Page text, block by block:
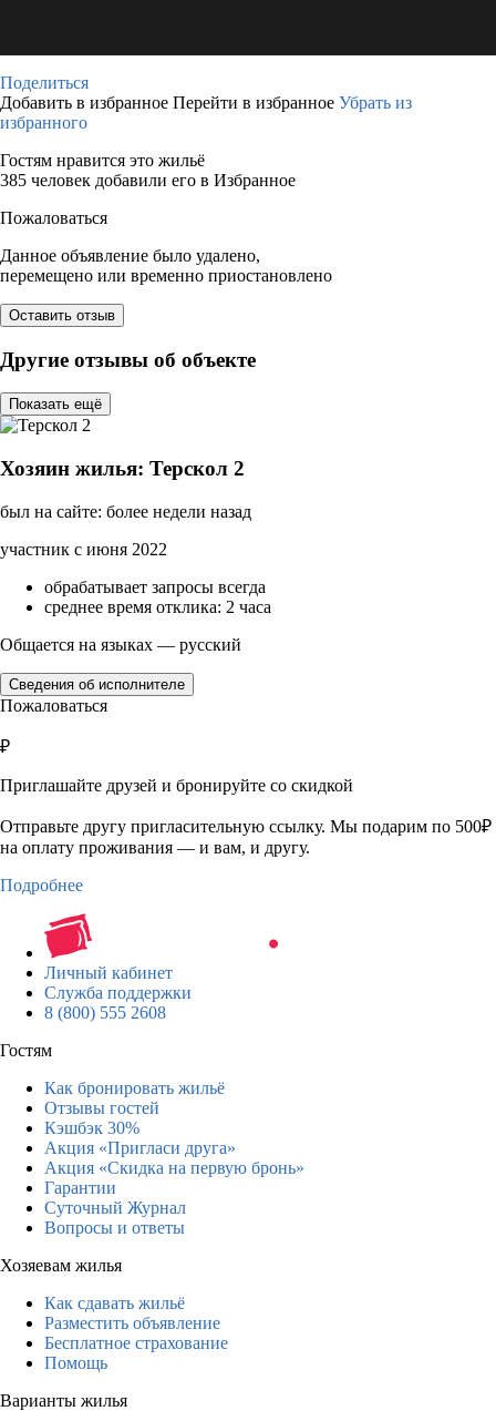
Поделиться
Добавить в избранное Перейти в избранное Убрать из
избранного
Гостям нравится это жильё
385 человек добавили его в Избранное
Пожаловаться
Данное объявление было удалено,
перемещено или временно приостановлено
Оставить отзыв
Другие отзывы об объекте
Показать ещё
Хозяин жилья: Терскол 2
был на сайте: более недели назад
участник с июня 2022
обрабатывает запросы всегда
среднее время отклика: 2 часа
Общается на языках — русский
Сведения об исполнителе
Пожаловаться
₽
Приглашайте друзей и бронируйте со скидкой
Отправьте другу пригласительную ссылку. Мы подарим по 500₽
на оплату проживания — и вам, и другу.
Подробнее
Личный кабинет
Служба поддержки
8 (800) 555 2608
Гостям
Как бронировать жильё
Отзывы гостей
Кэшбэк 30%
Акция «Пригласи друга»
Акция «Скидка на первую бронь»
Гарантии
Суточный Журнал
Вопросы и ответы
Хозяевам жилья
Как сдавать жильё
Разместить объявление
Бесплатное страхование
Помощь
Варианты жилья